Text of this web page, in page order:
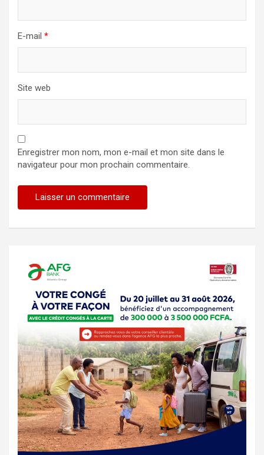
E-mail *
Site web
Enregistrer mon nom, mon e-mail et mon site dans le
navigateur pour mon prochain commentaire.